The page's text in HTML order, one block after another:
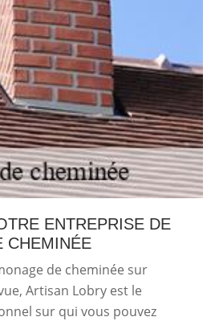
ENTREPRISE DE
CHEMINÉE
de cheminée sur
Artisan Lobry est le
sur qui vous pouvez